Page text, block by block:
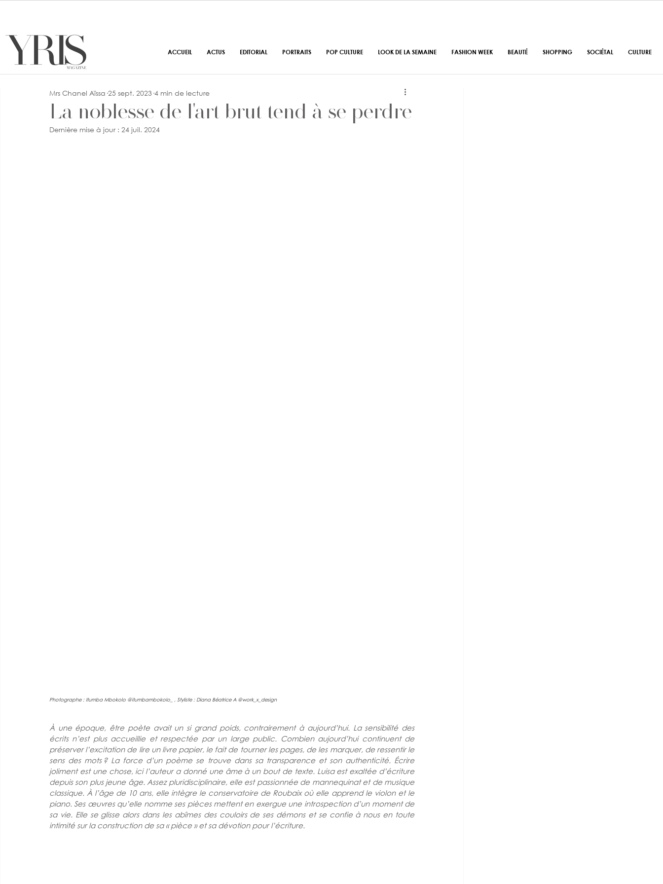
La noblesse de l'art brut tend à se perdre
Mrs Chanel Aïssa 25 sept. 2023 4 min de lecture
Dernière mise à jour : 24 juil. 2024
Photographe : Itumba Mbokolo @itumbambokolo_ , Styliste : Diana Béatrice A @work_x_design
À une époque, être poète avait un si grand poids, contrairement à aujourd’hui. La sensibilité des
écrits n’est plus accueillie et respectée par un large public. Combien aujourd’hui continuent de
préserver l’excitation de lire un livre papier, le fait de tourner les pages, de les marquer, de ressentir le
sens des mots ? La force d’un poème se trouve dans sa transparence et son authenticité. Écrire
joliment est une chose, ici l’auteur a donné une âme à un bout de texte. Luisa est exaltée d’écriture
depuis son plus jeune âge. Assez pluridisciplinaire, elle est passionnée de mannequinat et de musique
classique. À l’âge de 10 ans, elle intègre le conservatoire de Roubaix où elle apprend le violon et le
piano. Ses œuvres qu’elle nomme ses pièces mettent en exergue une introspection d’un moment de
sa vie. Elle se glisse alors dans les abîmes des couloirs de ses démons et se confie à nous en toute
intimité sur la construction de sa « pièce » et sa dévotion pour l’écriture.
ACCUEIL ACTUS EDITORIAL PORTRAITS POP CULTURE LOOK DE LA SEMAINE FASHION WEEK BEAUTÉ SHOPPING SOCIÉTAL CULTURE